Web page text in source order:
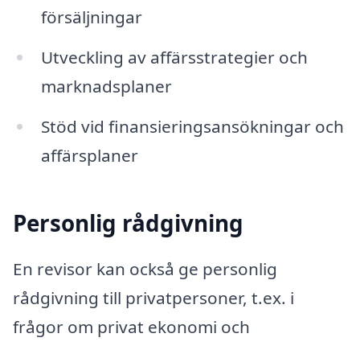
försäljningar
Utveckling av affärsstrategier och
marknadsplaner
Stöd vid finansieringsansökningar och
affärsplaner
Personlig rådgivning
En revisor kan också ge personlig
rådgivning till privatpersoner, t.ex. i
frågor om privat ekonomi och